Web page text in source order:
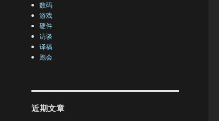
数码
游戏
硬件
访谈
译稿
跑会
近期文章